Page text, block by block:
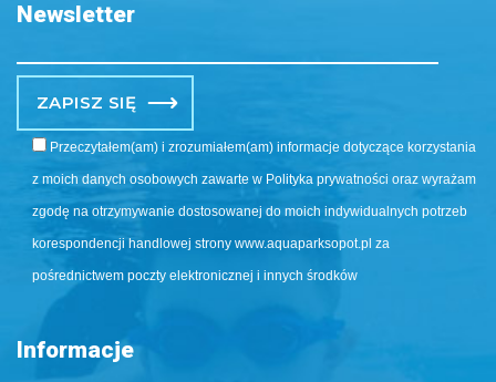
Newsletter
Przeczytałem(am) i zrozumiałem(am) informacje dotyczące korzystania
z moich danych osobowych zawarte w Polityka prywatności oraz wyrażam
zgodę na otrzymywanie dostosowanej do moich indywidualnych potrzeb
korespondencji handlowej strony www.aquaparksopot.pl za
pośrednictwem poczty elektronicznej i innych środków
Informacje